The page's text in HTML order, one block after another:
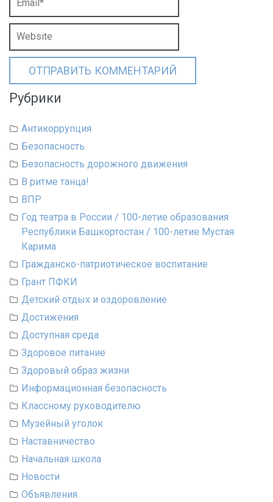
Рубрики
Антикоррупция
Безопасность
Безопасность дорожного движения
В ритме танца!
ВПР
Год театра в России / 100-летие образования
Республики Башкортостан / 100-летие Мустая
Карима
Гражданско-патриотическое воспитание
Грант ПФКИ
Детский отдых и оздоровление
Достижения
Доступная среда
Здоровое питание
Здоровый образ жизни
Информационная безопасность
Классному руководителю
Музейный уголок
Наставничество
Начальная школа
Новости
Объявления